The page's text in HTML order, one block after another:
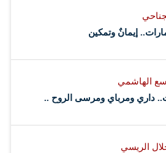
إيمانٌ وتمكين
الهاشمي
داري ومرباي ومرسى الروح ..
الريسي